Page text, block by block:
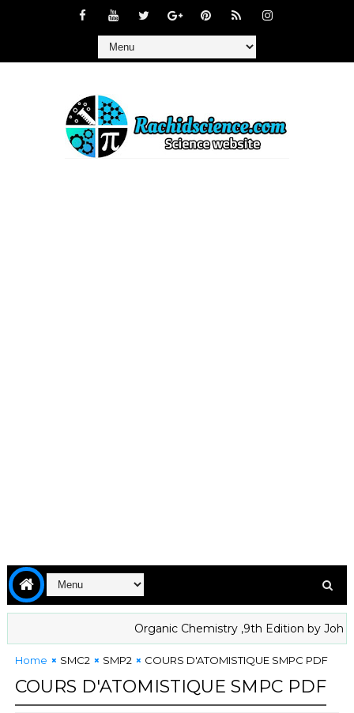
Organic Chemistry ,9th Edition by John
Home SMC2 SMP2 COURS D'ATOMISTIQUE SMPC PDF
COURS D'ATOMISTIQUE SMPC PDF